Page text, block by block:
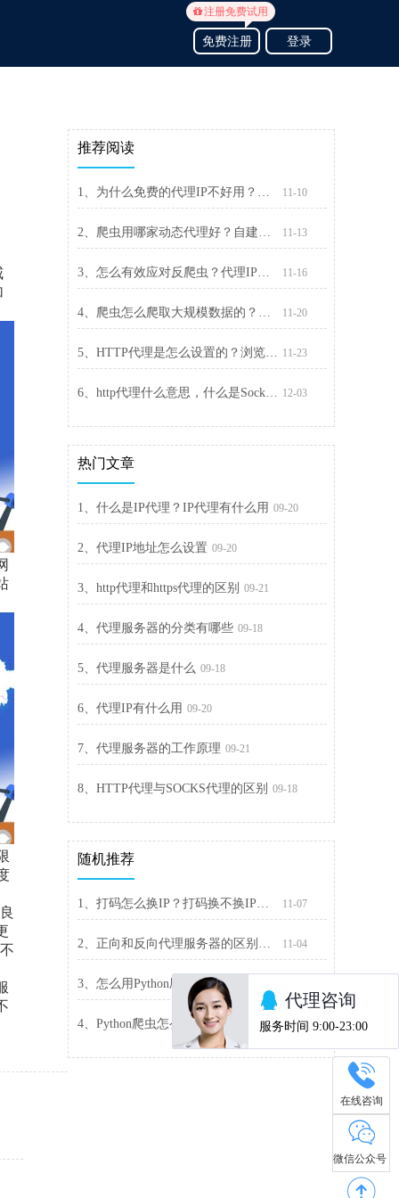
免费注册
注册免费试用
登录
推荐阅读
1、为什么免费的代理IP不好用？自己搭建代理IP池要注意什么 11-10
2、爬虫用哪家动态代理好？自建与购买代理IP的优劣势分析 11-13
3、怎么有效应对反爬虫？代理IP是个好帮手 11-16
4、爬虫怎么爬取大规模数据的？精灵代理千万IP池来帮忙 11-20
5、HTTP代理是怎么设置的？浏览器与QQ设置HTTP代理方法 11-23
6、http代理什么意思，什么是Socks代理？二者有什么区别 12-03
热门文章
1、什么是IP代理？IP代理有什么用 09-20
2、代理IP地址怎么设置 09-20
3、http代理和https代理的区别 09-21
4、代理服务器的分类有哪些 09-18
5、代理服务器是什么 09-18
6、代理IP有什么用 09-20
7、代理服务器的工作原理 09-21
8、HTTP代理与SOCKS代理的区别 09-18
随机推荐
1、打码怎么换IP？打码换不换IP的区别 11-07
2、正向和反向代理服务器的区别是什么 11-04
4、Python爬虫怎么获取分页数据 11-27
在线咨询
微信公众号